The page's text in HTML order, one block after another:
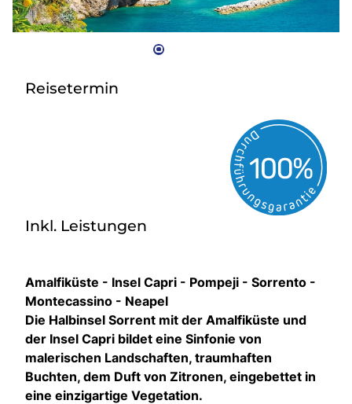
Reisetermin
Inkl. Leistungen
Amalfiküste - Insel Capri - Pompeji - Sorrento -
Montecassino - Neapel
Die Halbinsel Sorrent mit der Amalfiküste und
der Insel Capri bildet eine Sinfonie von
malerischen Landschaften, traumhaften
Buchten, dem Duft von Zitronen, eingebettet in
eine einzigartige Vegetation.